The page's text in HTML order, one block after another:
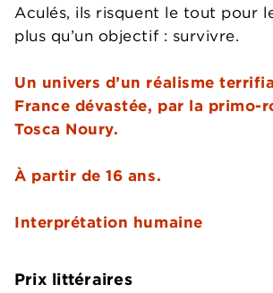
Aculés, ils risquent le tout pour
plus qu’un objectif : survivre.
Un univers d’un réalisme
France dévastée, par la primo-
Tosca Noury.
À partir de 16 ans.
Interprétation humaine
Prix littéraires